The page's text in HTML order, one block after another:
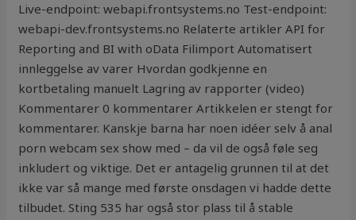
Live-endpoint: webapi.frontsystems.no Test-endpoint:
webapi-dev.frontsystems.no Relaterte artikler API for
Reporting and BI with oData Filimport Automatisert
innleggelse av varer Hvordan godkjenne en
kortbetaling manuelt Lagring av rapporter (video)
Kommentarer 0 kommentarer Artikkelen er stengt for
kommentarer. Kanskje barna har noen idéer selv å anal
porn webcam sex show med – da vil de også føle seg
inkludert og viktige. Det er antagelig grunnen til at det
ikke var så mange med første onsdagen vi hadde dette
tilbudet. Sting 535 har også stor plass til å stable